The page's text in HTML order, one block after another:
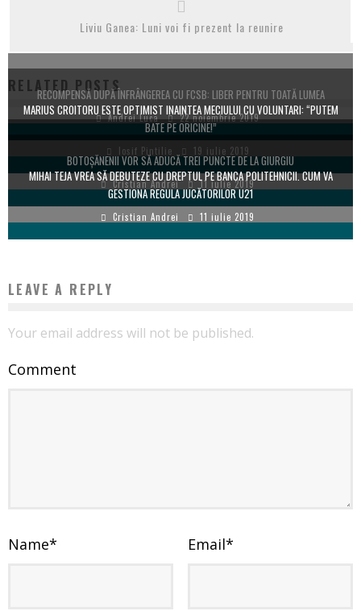
Liviu Ganea: Luni voi fi prezent la reunire
RELATED POSTS
RECOMPENSĂ DUPĂ ÎNFRÂNGEREA CU FCSB: LIBER PENTRU TOATĂ LUMEA
Andrei Luca 22 noiembrie 2019
MARIUS CROITORU ESTE OPTIMIST INAINTEA MECIULUI CU VOLUNTARI: “PUTEM
BATE PE ORICINE!”
Iosif Pintilie 19 iulie 2019
BOTOŞĂNENII VOR SĂ ADUCĂ TREI PUNCTE DE LA GIURGIU
Cristian Andrei 11 iulie 2019
MIHAI TEJA VREA SĂ DEBUTEZE CU DREPTUL PE BANCA POLITEHNICII. CUM VA
GESTIONA REGULA JUCĂTORILOR U21
Cristian Andrei 11 iulie 2019
LEAVE A REPLY
Your email address will not be published.
Comment
Name* Email*